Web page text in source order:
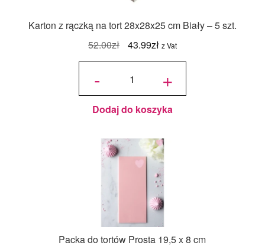
Karton z rączką na tort 28x28x25 cm Biały – 5 szt.
52.00zł
Pierwotna
cena
wynosiła:
43.99złAktualna
cena
43.99zł.
z Vat
-
ilość
tort
28x28x25
cm Biały
- 5 szt. +
Dodaj do koszyka
Packa do tortów Prosta 19,5 x 8 cm